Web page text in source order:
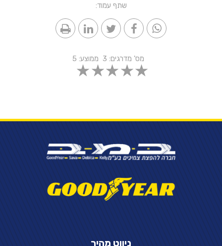
שתף עמוד:
מס' מדרגים: 3 ממוצע: 5
ניווט מהיר